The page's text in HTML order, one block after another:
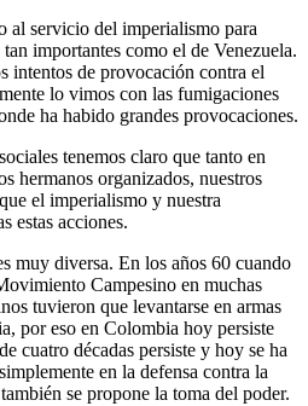
al servicio del imperialismo para
importantes como el de Venezuela.
intentos de provocación contra el
lo vimos con las fumigaciones
ha habido grandes provocaciones.
tenemos claro que tanto en
hermanos organizados, nuestros
el imperialismo y nuestra
estas acciones.
muy diversa. En los años 60 cuando
Campesino en muchas
tuvieron que levantarse en armas
por eso en Colombia hoy persiste
cuatro décadas persiste y hoy se ha
en la defensa contra la
se propone la toma del poder.